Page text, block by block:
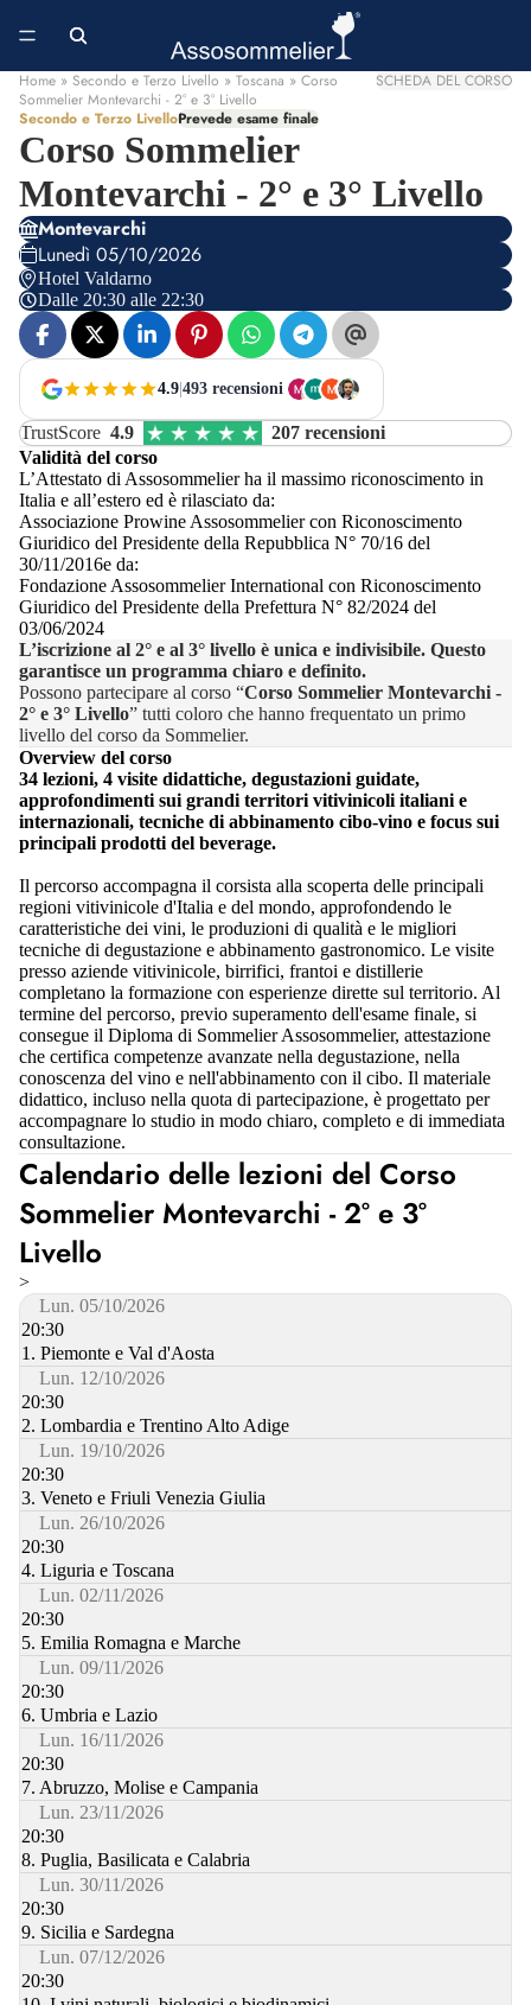
Home » Secondo e Terzo Livello » Toscana » Corso
Sommelier Montevarchi - 2° e 3° Livello
SCHEDA DEL CORSO
Secondo e Terzo LivelloPrevede esame finale
Corso Sommelier
Montevarchi - 2° e 3° Livello
Montevarchi
Lunedì 05/10/2026
Hotel Valdarno
Dalle 20:30 alle 22:30
4.9 493 recensioni
TrustScore 4.9
207 recensioni
Validità del corso
L’Attestato di Assosommelier ha il massimo riconoscimento in
Italia e all’estero ed è rilasciato da:
Associazione Prowine Assosommelier con Riconoscimento
Giuridico del Presidente della Repubblica N° 70/16 del
30/11/2016e da:
Fondazione Assosommelier International con Riconoscimento
Giuridico del Presidente della Prefettura N° 82/2024 del
03/06/2024
L’iscrizione al 2° e al 3° livello è unica e indivisibile. Questo
garantisce un programma chiaro e definito.
Possono partecipare al corso “Corso Sommelier Montevarchi -
2° e 3° Livello” tutti coloro che hanno frequentato un primo
livello del corso da Sommelier.
Overview del corso
34 lezioni, 4 visite didattiche, degustazioni guidate,
approfondimenti sui grandi territori vitivinicoli italiani e
internazionali, tecniche di abbinamento cibo-vino e focus sui
principali prodotti del beverage.
Il percorso accompagna il corsista alla scoperta delle principali
regioni vitivinicole d'Italia e del mondo, approfondendo le
caratteristiche dei vini, le produzioni di qualità e le migliori
tecniche di degustazione e abbinamento gastronomico. Le visite
presso aziende vitivinicole, birrifici, frantoi e distillerie
completano la formazione con esperienze dirette sul territorio. Al
termine del percorso, previo superamento dell'esame finale, si
consegue il Diploma di Sommelier Assosommelier, attestazione
che certifica competenze avanzate nella degustazione, nella
conoscenza del vino e nell'abbinamento con il cibo. Il materiale
didattico, incluso nella quota di partecipazione, è progettato per
accompagnare lo studio in modo chiaro, completo e di immediata
consultazione.
Calendario delle lezioni del Corso
Sommelier Montevarchi - 2° e 3°
Livello
>
Lun. 05/10/2026
20:30
1. Piemonte e Val d'Aosta
Lun. 12/10/2026
20:30
2. Lombardia e Trentino Alto Adige
Lun. 19/10/2026
20:30
3. Veneto e Friuli Venezia Giulia
Lun. 26/10/2026
20:30
4. Liguria e Toscana
Lun. 02/11/2026
20:30
5. Emilia Romagna e Marche
Lun. 09/11/2026
20:30
6. Umbria e Lazio
Lun. 16/11/2026
20:30
7. Abruzzo, Molise e Campania
Lun. 23/11/2026
20:30
8. Puglia, Basilicata e Calabria
Lun. 30/11/2026
20:30
9. Sicilia e Sardegna
Lun. 07/12/2026
20:30